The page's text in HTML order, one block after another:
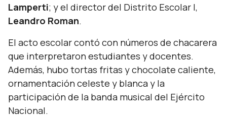
Lamperti; y el director del Distrito Escolar I,
Leandro Roman.
El acto escolar contó con números de chacarera
que interpretaron estudiantes y docentes.
Además, hubo tortas fritas y chocolate caliente,
ornamentación celeste y blanca y la
participación de la banda musical del Ejército
Nacional.